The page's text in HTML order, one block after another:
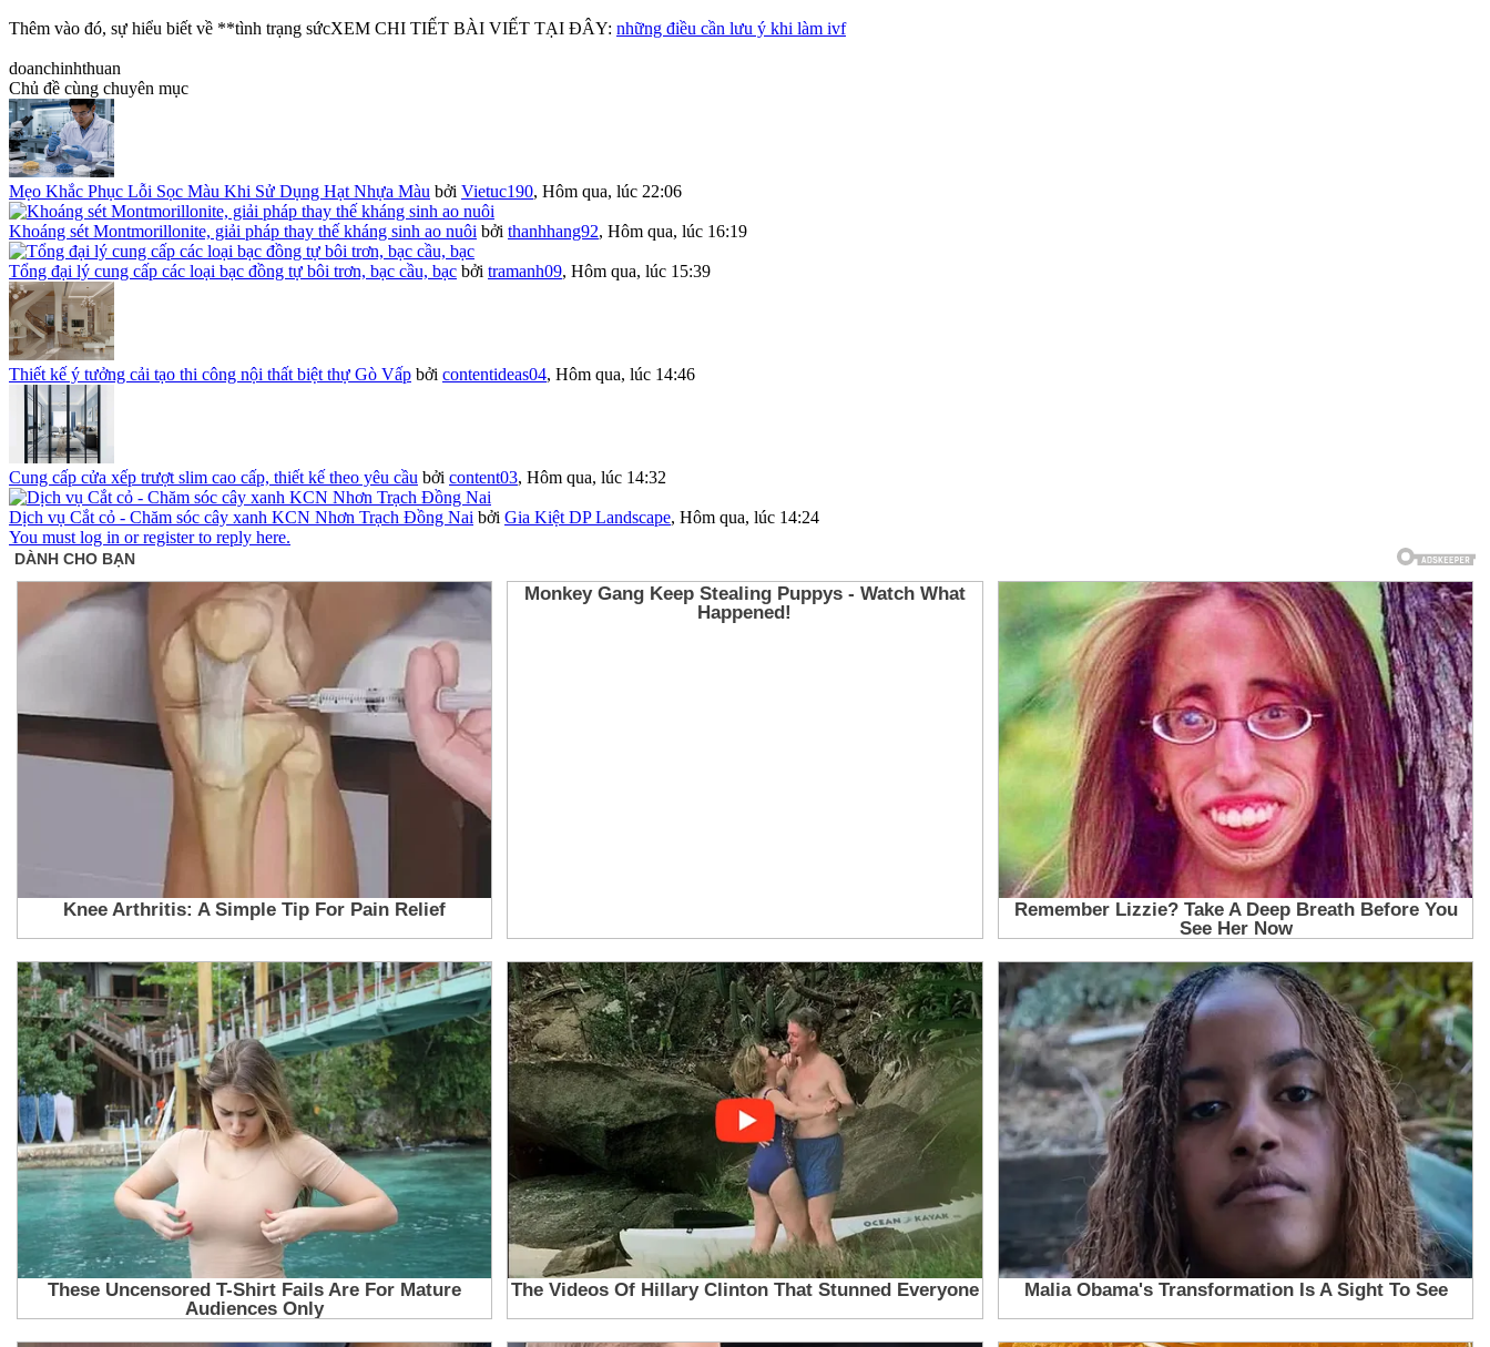
Thêm vào đó, sự hiểu biết về **tình trạng sứcXEM CHI TIẾT BÀI VIẾT TẠI ĐÂY: những điều cần lưu ý khi làm ivf
doanchinhthuan
Chủ đề cùng chuyên mục
Mẹo Khắc Phục Lỗi Sọc Màu Khi Sử Dụng Hạt Nhựa Màu bởi Vietuc190, Hôm qua, lúc 22:06
Khoáng sét Montmorillonite, giải pháp thay thế kháng sinh ao nuôi bởi thanhhang92, Hôm qua, lúc 16:19
Tổng đại lý cung cấp các loại bạc đồng tự bôi trơn, bạc cầu, bạc bởi tramanh09, Hôm qua, lúc 15:39
Thiết kế ý tưởng cải tạo thi công nội thất biệt thự Gò Vấp bởi contentideas04, Hôm qua, lúc 14:46
Cung cấp cửa xếp trượt slim cao cấp, thiết kế theo yêu cầu bởi content03, Hôm qua, lúc 14:32
Dịch vụ Cắt cỏ - Chăm sóc cây xanh KCN Nhơn Trạch Đồng Nai bởi Gia Kiệt DP Landscape, Hôm qua, lúc 14:24
You must log in or register to reply here.